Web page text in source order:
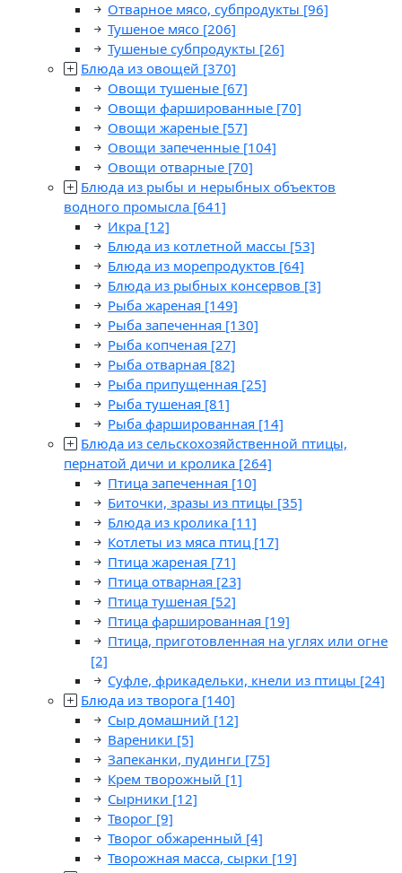
Отварное мясо, субпродукты [96]
Тушеное мясо [206]
Тушеные субпродукты [26]
Блюда из овощей [370]
Овощи тушеные [67]
Овощи фаршированные [70]
Овощи жареные [57]
Овощи запеченные [104]
Овощи отварные [70]
Блюда из рыбы и нерыбных объектов
водного промысла [641]
Икра [12]
Блюда из котлетной массы [53]
Блюда из морепродуктов [64]
Блюда из рыбных консервов [3]
Рыба жареная [149]
Рыба запеченная [130]
Рыба копченая [27]
Рыба отварная [82]
Рыба припущенная [25]
Рыба тушеная [81]
Рыба фаршированная [14]
Блюда из сельскохозяйственной птицы,
пернатой дичи и кролика [264]
Птица запеченная [10]
Биточки, зразы из птицы [35]
Блюда из кролика [11]
Котлеты из мяса птиц [17]
Птица жареная [71]
Птица отварная [23]
Птица тушеная [52]
Птица фаршированная [19]
Птица, приготовленная на углях или огне
[2]
Суфле, фрикадельки, кнели из птицы [24]
Блюда из творога [140]
Сыр домашний [12]
Вареники [5]
Запеканки, пудинги [75]
Крем творожный [1]
Сырники [12]
Творог [9]
Творог обжаренный [4]
Творожная масса, сырки [19]